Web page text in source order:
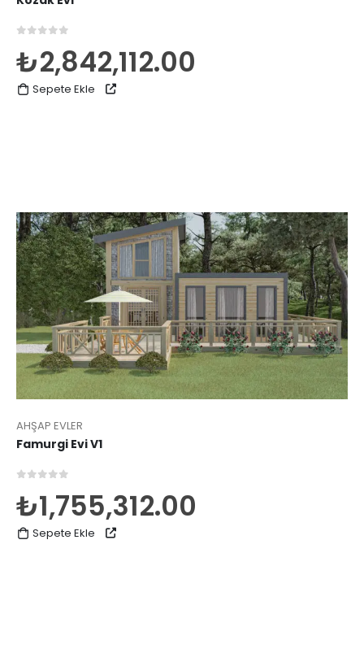
₺2,842,112.00
Sepete Ekle
AHŞAP EVLER
Famurgi Evi V1
₺1,755,312.00
Sepete Ekle